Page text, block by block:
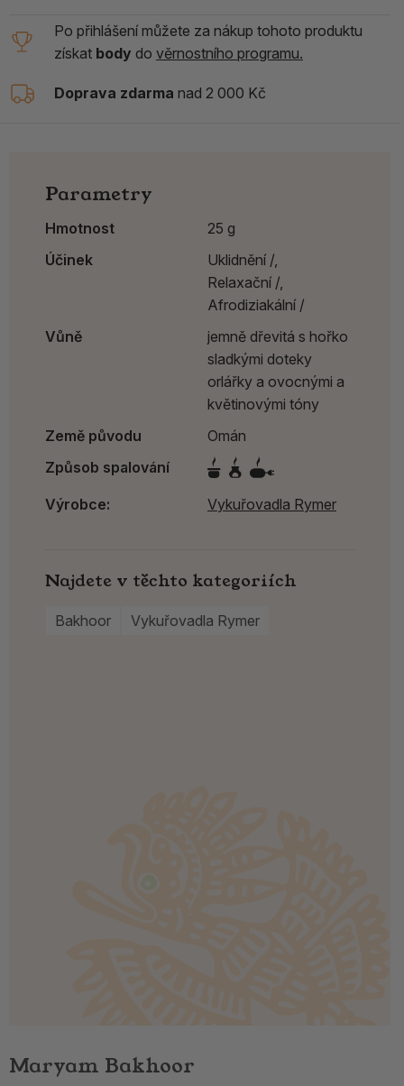
Po přihlášení můžete za nákup tohoto produktu
získat body do věrnostního programu.
Doprava zdarma nad 2 000 Kč
Maryam Bakhoor
Parametry
Hmotnost
25 g
Účinek
Uklidnění /,
Relaxační /,
Afrodiziakální /
Vůně
jemně dřevitá s hořko
sladkými doteky
orlářky a ovocnými a
květinovými tóny
Země původu
Omán
Způsob spalování
Výrobce: Vykuřovadla Rymer
Najdete v těchto kategoriích
Bakhoor Vykuřovadla Rymer